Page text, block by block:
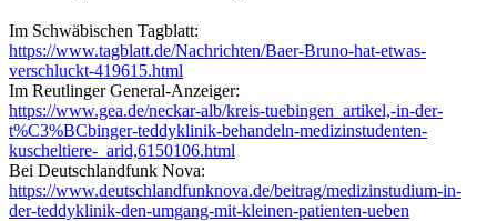
Im Schwäbischen Tagblatt:
https://www.tagblatt.de/Nachrichten/Baer-Bruno-hat-etwas-
verschluckt-419615.html
Im Reutlinger General-Anzeiger:
https://www.gea.de/neckar-alb/kreis-tuebingen_artikel,-in-der-
t%C3%BCbinger-teddyklinik-behandeln-medizinstudenten-
kuscheltiere-_arid,6150106.html
Bei Deutschlandfunk Nova:
https://www.deutschlandfunknova.de/beitrag/medizinstudium-in-
der-teddyklinik-den-umgang-mit-kleinen-patienten-ueben